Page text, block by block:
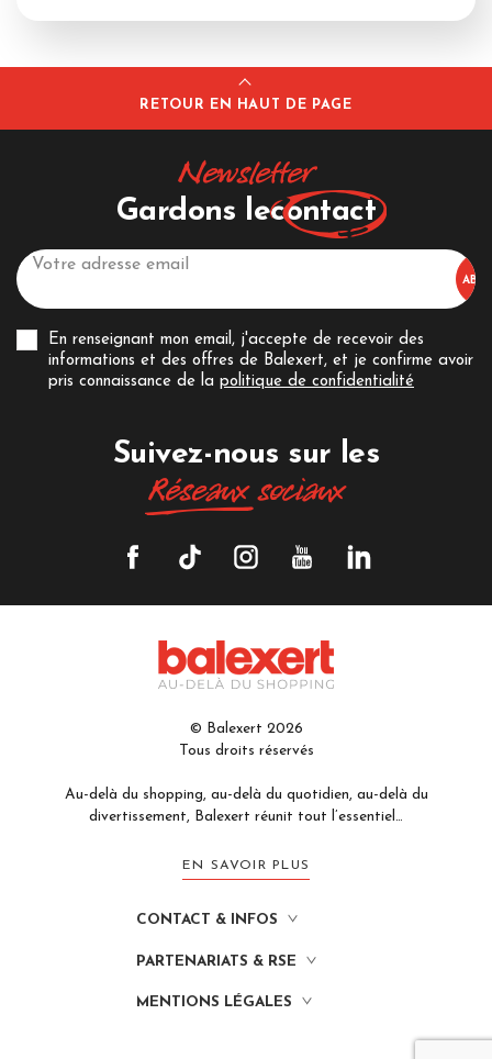
RETOUR EN HAUT DE PAGE
Newsletter
Gardons lecontact
En renseignant mon email, j'accepte de recevoir des
informations et des offres de Balexert, et je confirme avoir
pris connaissance de la politique de confidentialité
Suivez-nous sur les
Réseauxsociaux
© Balexert 2026
Tous droits réservés
Au-delà du shopping, au-delà du quotidien, au-delà du
divertissement, Balexert réunit tout l’essentiel…
EN SAVOIR PLUS
CONTACT & INFOS
PARTENARIATS & RSE
MENTIONS LÉGALES